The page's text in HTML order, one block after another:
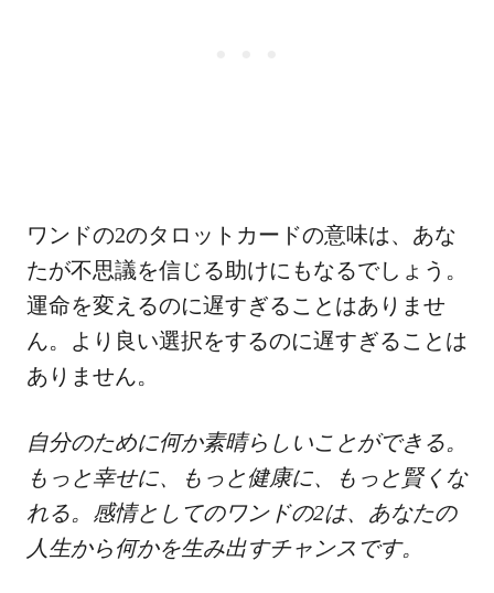
ワンドの2のタロットカードの意味は、あな
たが不思議を信じる助けにもなるでしょう。
運命を変えるのに遅すぎることはありませ
ん。より良い選択をするのに遅すぎることは
ありません。
自分のために何か素晴らしいことができる。
もっと幸せに、もっと健康に、もっと賢くな
れる。感情としてのワンドの2は、あなたの
人生から何かを生み出すチャンスです。